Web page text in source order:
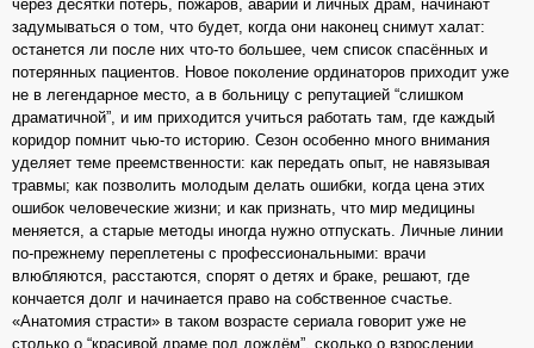
через десятки потерь, пожаров, аварий и личных драм, начинают
задумываться о том, что будет, когда они наконец снимут халат:
останется ли после них что‑то большее, чем список спасённых и
потерянных пациентов. Новое поколение ординаторов приходит уже
не в легендарное место, а в больницу с репутацией “слишком
драматичной”, и им приходится учиться работать там, где каждый
коридор помнит чью‑то историю. Сезон особенно много внимания
уделяет теме преемственности: как передать опыт, не навязывая
травмы; как позволить молодым делать ошибки, когда цена этих
ошибок человеческие жизни; и как признать, что мир медицины
меняется, а старые методы иногда нужно отпускать. Личные линии
по‑прежнему переплетены с профессиональными: врачи
влюбляются, расстаются, спорят о детях и браке, решают, где
кончается долг и начинается право на собственное счастье.
«Анатомия страсти» в таком возрасте сериала говорит уже не
столько о “красивой драме под дождём”, сколько о взрослении